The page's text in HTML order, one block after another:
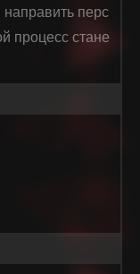
перс
процесс стане